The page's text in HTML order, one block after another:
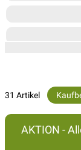
31 Artikel
AKTION -